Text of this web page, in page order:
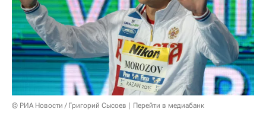
© РИА Новости / Григорий Сысоев Перейти в медиабанк